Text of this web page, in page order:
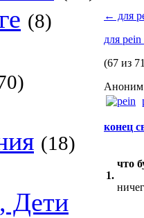
(8)
(18)
Дети
← для
для pein
(67 из
Аноним
конец
1.
что